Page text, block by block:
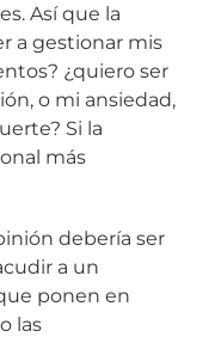
Así que la
a gestionar mis
¿quiero ser
o mi ansiedad,
Si la
más
debería ser
a un
ponen en
las